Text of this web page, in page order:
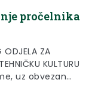
pročelnika
ODJELA ZA
KULTURU
uz obvezan